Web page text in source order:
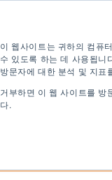
이 웹사이트는 귀하의 컴퓨
수 있도록 하는 데 사용됩니
방문자에 대한 분석 및 지표
거부하면 이 웹 사이트를 방
다.
KO